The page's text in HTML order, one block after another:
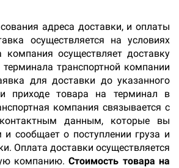
адреса доставки, и оплаты
осуществляется на условиях
осуществляет доставку
транспортной компании
для доставки до указанного
приходе товара на терминал в
компания связывается с
данным, которые вы
и сообщает о поступлении груза и
Оплата доставки осуществляется
компанию.Стоимость товара на